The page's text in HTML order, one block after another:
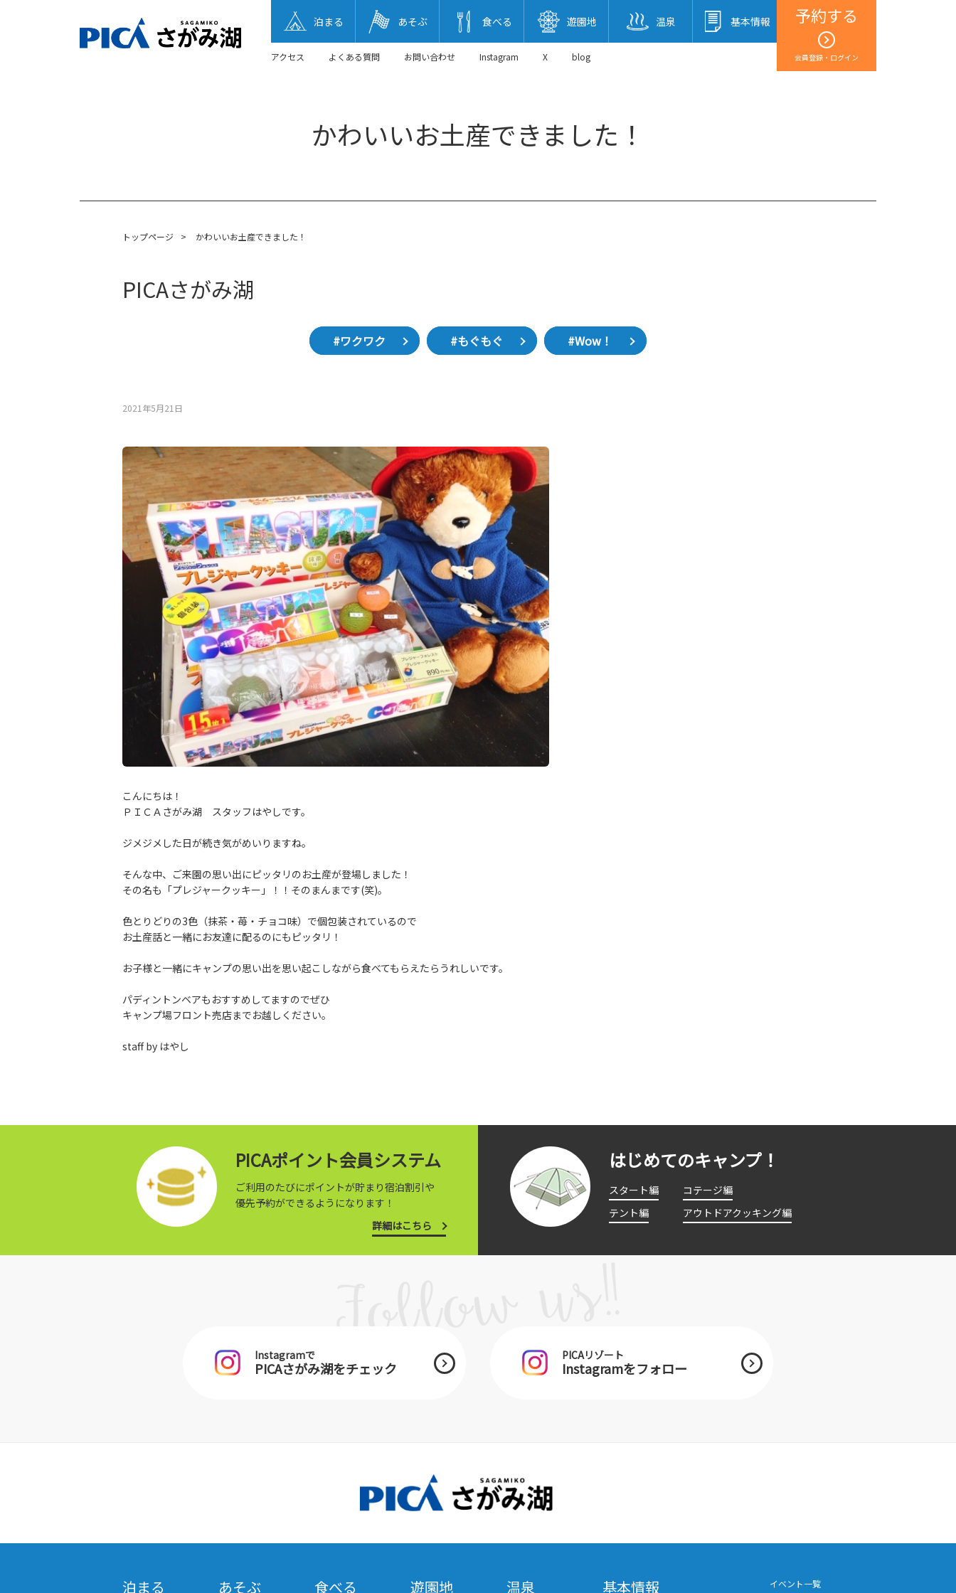
予約する
会員登録・ログイン
泊まる あそぶ 食べる 遊園地 温泉 基本情報
アクセス よくある質問 お問い合わせ Instagram X blog
かわいいお土産できました！
トップページ > かわいいお土産できました！
PICAさがみ湖
#ワクワク #もぐもぐ #Wow！
2021年5月21⽇
こんにちは！
ＰＩＣＡさがみ湖 スタッフはやしです。
ジメジメした日が続き気がめいりますね。
そんな中、ご来園の思い出にピッタリのお土産が登場しました！
その名も「プレジャークッキー」！！そのまんまです(笑)。
色とりどりの3色（抹茶・苺・チョコ味）で個包装されているので
お土産話と一緒にお友達に配るのにもピッタリ！
お子様と一緒にキャンプの思い出を思い起こしながら食べてもらえたらうれしいです。
パディントンベアもおすすめしてますのでぜひ
キャンプ場フロント売店までお越しください。
staff by はやし
PICAポイント会員システム
ご利用のたびにポイントが貯まり宿泊割引や
優先予約ができるようになります！
詳細はこちら
はじめてのキャンプ！
スタート編
コテージ編
テント編
アウトドアクッキング編
Instagramで
PICAさがみ湖をチェック
PICAリゾート
Instagramをフォロー
泊まる あそぶ 食べる 遊園地 温泉 基本情報 イベント一覧